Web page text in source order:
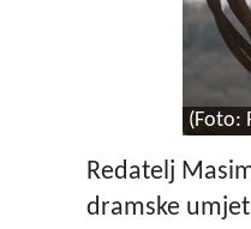
(Foto:
Redatelj
dramske